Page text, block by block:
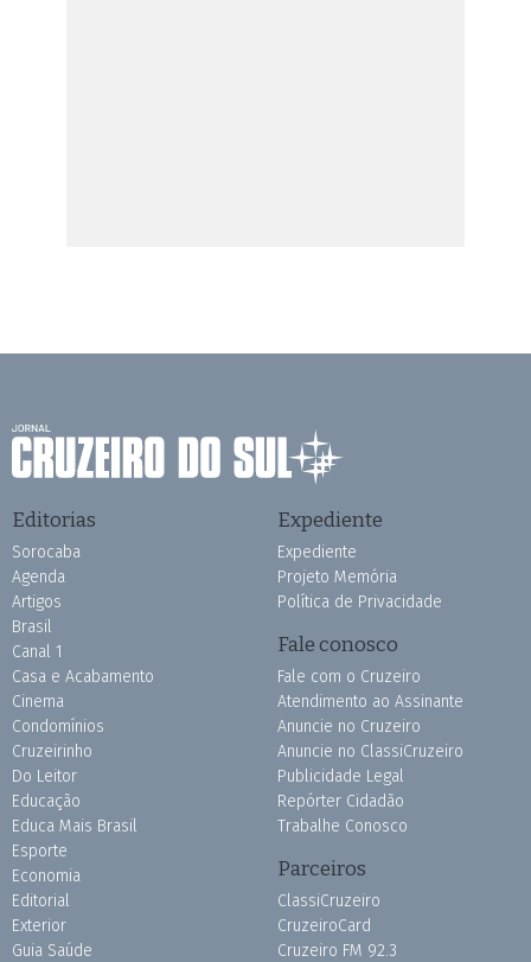
Editorias
Sorocaba
Agenda
Artigos
Brasil
Canal 1
Casa e Acabamento
Cinema
Condomínios
Cruzeirinho
Do Leitor
Educação
Educa Mais Brasil
Esporte
Economia
Editorial
Exterior
Guia Saúde
Expediente
Expediente
Projeto Memória
Política de Privacidade
Fale conosco
Fale com o Cruzeiro
Atendimento ao Assinante
Anuncie no Cruzeiro
Anuncie no ClassiCruzeiro
Publicidade Legal
Repórter Cidadão
Trabalhe Conosco
Parceiros
ClassiCruzeiro
CruzeiroCard
Cruzeiro FM 92.3